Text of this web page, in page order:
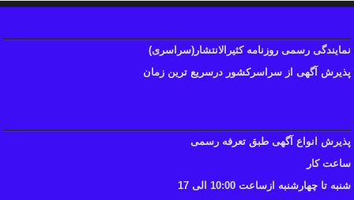
نمایندگی رسمی روزنامه کثیرالانتشار(سراسری)
پذیرش آگهی از سراسرکشور درسریع ترین زمان
پذیرش انواع آگهی طبق تعرفه رسمی
ساعت کار
شنبه تا چهارشنبه ازساعت 10:00 الی 17